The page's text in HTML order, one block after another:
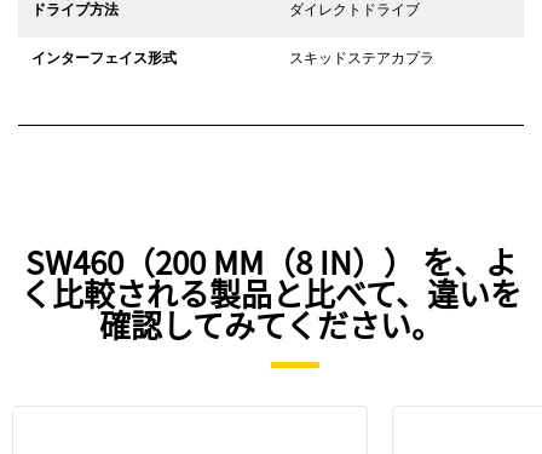
ドライブ方法 ダイレクトドライブ
インターフェイス形式 スキッドステアカプラ
SW460（200 MM（8 IN）） を、よ
く比較される製品と比べて、違いを
確認してみてください。